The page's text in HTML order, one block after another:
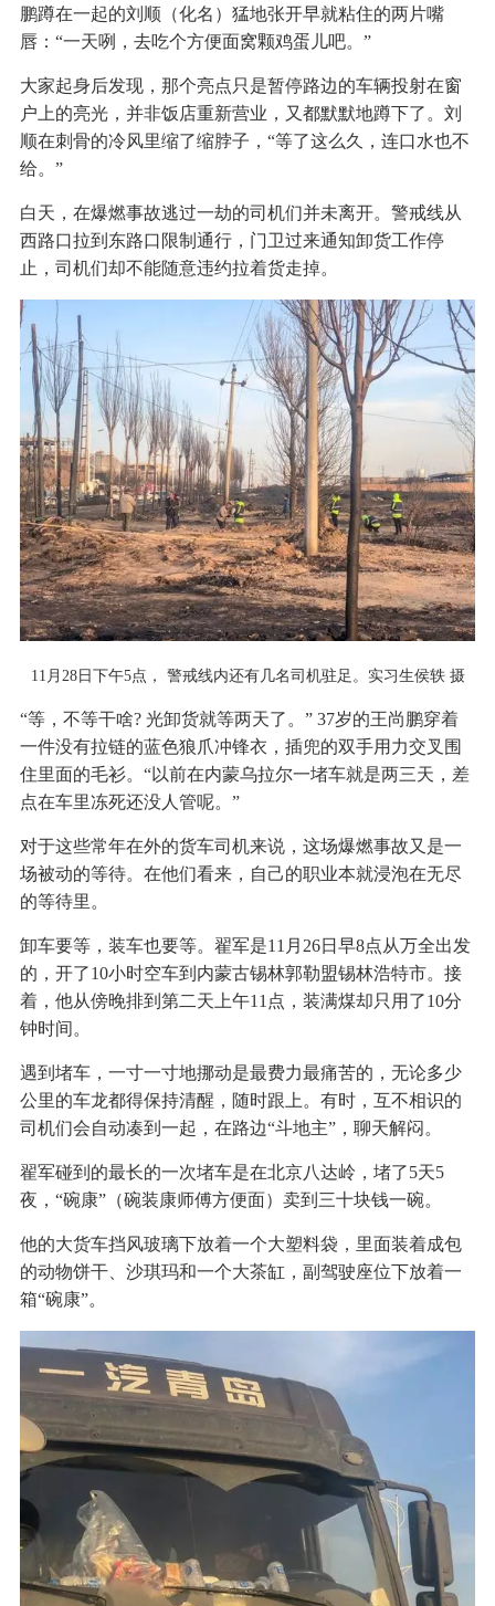
鹏蹲在一起的刘顺（化名）猛地张开早就粘住的两片嘴
唇：“一天咧，去吃个方便面窝颗鸡蛋儿吧。”
大家起身后发现，那个亮点只是暂停路边的车辆投射在窗
户上的亮光，并非饭店重新营业，又都默默地蹲下了。刘
顺在刺骨的冷风里缩了缩脖子，“等了这么久，连口水也不
给。”
白天，在爆燃事故逃过一劫的司机们并未离开。警戒线从
西路口拉到东路口限制通行，门卫过来通知卸货工作停
止，司机们却不能随意违约拉着货走掉。
11月28日下午5点， 警戒线内还有几名司机驻足。实习生侯轶 摄
“等，不等干啥? 光卸货就等两天了。” 37岁的王尚鹏穿着
一件没有拉链的蓝色狼爪冲锋衣，插兜的双手用力交叉围
住里面的毛衫。“以前在内蒙乌拉尔一堵车就是两三天，差
点在车里冻死还没人管呢。”
对于这些常年在外的货车司机来说，这场爆燃事故又是一
场被动的等待。在他们看来，自己的职业本就浸泡在无尽
的等待里。
卸车要等，装车也要等。翟军是11月26日早8点从万全出发
的，开了10小时空车到内蒙古锡林郭勒盟锡林浩特市。接
着，他从傍晚排到第二天上午11点，装满煤却只用了10分
钟时间。
遇到堵车，一寸一寸地挪动是最费力最痛苦的，无论多少
公里的车龙都得保持清醒，随时跟上。有时，互不相识的
司机们会自动凑到一起，在路边“斗地主”，聊天解闷。
翟军碰到的最长的一次堵车是在北京八达岭，堵了5天5
夜，“碗康”（碗装康师傅方便面）卖到三十块钱一碗。
他的大货车挡风玻璃下放着一个大塑料袋，里面装着成包
的动物饼干、沙琪玛和一个大茶缸，副驾驶座位下放着一
箱“碗康”。